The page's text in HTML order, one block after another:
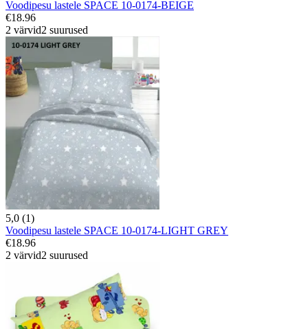
Voodipesu lastele SPACE 10-0174-BEIGE
€18.96
2 värvid2 suurused
5,0 (1)
Voodipesu lastele SPACE 10-0174-LIGHT GREY
€18.96
2 värvid2 suurused